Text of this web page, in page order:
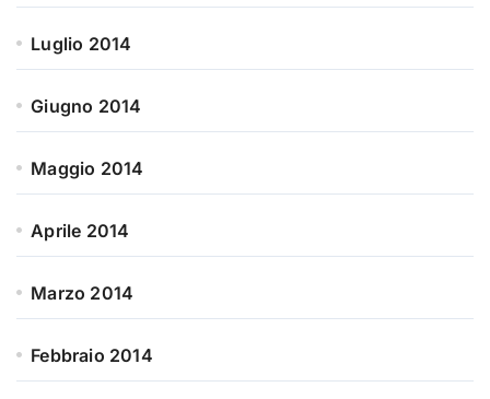
Luglio 2014
Giugno 2014
Maggio 2014
Aprile 2014
Marzo 2014
Febbraio 2014